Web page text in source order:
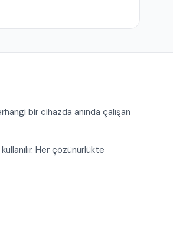
bir cihazda anında çalışan
Her çözünürlükte